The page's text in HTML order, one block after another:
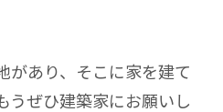
があり、そこに家を建て
うぜひ建築家にお願いし